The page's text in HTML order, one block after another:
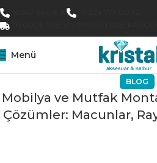
Menü
BLOG
Mobilya ve Mutfak
Çözümler: Macunlar,